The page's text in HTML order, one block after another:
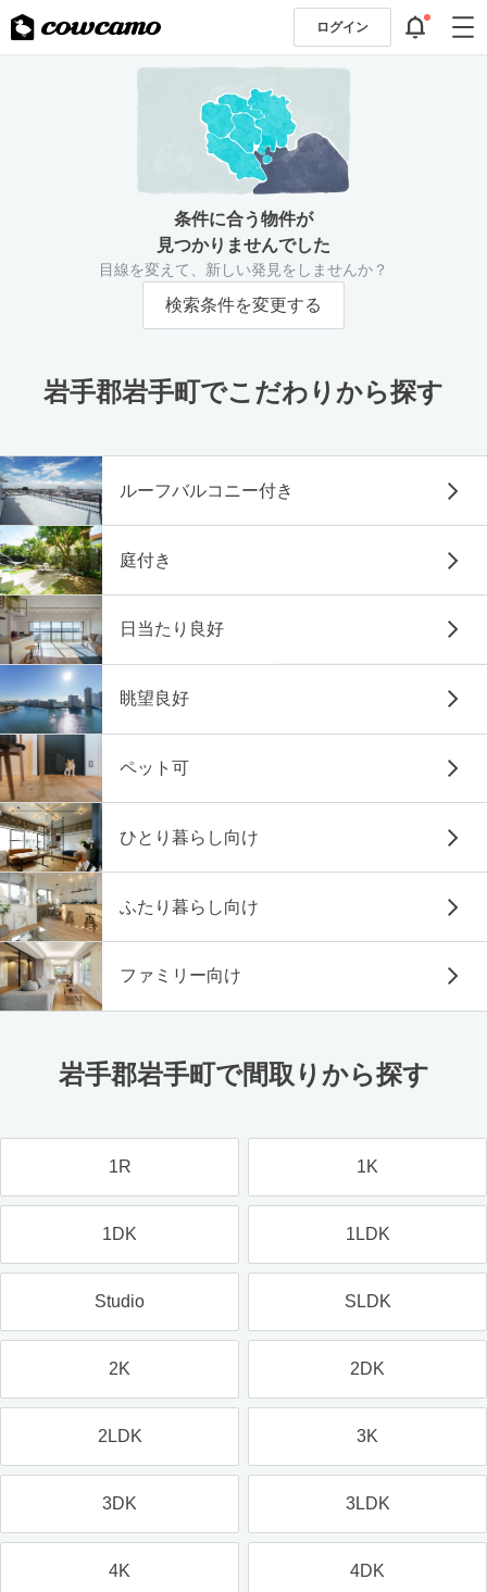
ログイン
条件に合う物件が
見つかりませんでした
目線を変えて、新しい発見をしませんか？
検索条件を変更する
岩手郡岩手町でこだわりから探す
ルーフバルコニー付き
庭付き
日当たり良好
眺望良好
ペット可
ひとり暮らし向け
ふたり暮らし向け
ファミリー向け
岩手郡岩手町で間取りから探す
1R 1K
1DK 1LDK
Studio SLDK
2K 2DK
2LDK 3K
3DK 3LDK
4K 4DK